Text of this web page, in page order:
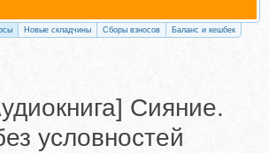
Новые складчины Сборы взносов Баланс и кешбек
Сияние.
условностей